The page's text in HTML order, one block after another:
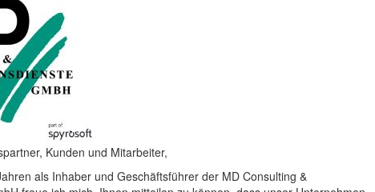
Kunden und Mitarbeiter,
als Inhaber und Geschäftsführer der MD Consulting &